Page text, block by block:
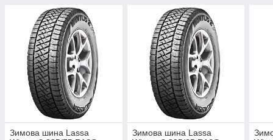
Зимова шина Lassa
Зимова шина Lassa